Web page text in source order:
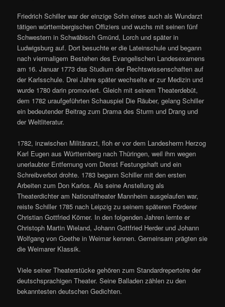
Friedrich Schiller war der einzige Sohn eines auch als Wundarzt
tätigen württembergischen Offiziers und wuchs mit seinen fünf
Schwestern in Schwäbisch Gmünd, Lorch und später in
Ludwigsburg auf. Dort besuchte er die Lateinschule und begann
nach viermaligem Bestehen des Evangelischen Landesexamens
am 16. Januar 1773 das Studium der Rechtswissenschaften auf
der Karlsschule. Drei Jahre später wechselte er zur Medizin und
wurde 1780 darin promoviert. Gleich mit seinem Theaterdebüt,
dem 1782 uraufgeführten Schauspiel Die Räuber, gelang Schiller
ein bedeutender Beitrag zum Drama des Sturm und Drang und
der Weltliteratur.
1782, inzwischen Militärarzt, floh er vor dem Landesherrn Herzog
Karl Eugen aus Württemberg nach Thüringen, weil ihm wegen
unerlaubter Entfernung vom Dienst Festungshaft und ein
Schreibverbot drohte. 1783 begann Schiller mit den ersten
Arbeiten zum Don Karlos. Als seine Anstellung als
Theaterdichter am Nationaltheater Mannheim ausgelaufen war,
reiste Schiller 1785 nach Leipzig zu seinem späteren Förderer
Christian Gottfried Körner. In den folgenden Jahren lernte er
Christoph Martin Wieland, Johann Gottfried Herder und Johann
Wolfgang von Goethe in Weimar kennen. Gemeinsam prägten sie
die Weimarer Klassik.
Viele seiner Theaterstücke gehören zum Standardrepertoire der
deutschsprachigen Theater. Seine Balladen zählen zu den
bekanntesten deutschen Gedichten.